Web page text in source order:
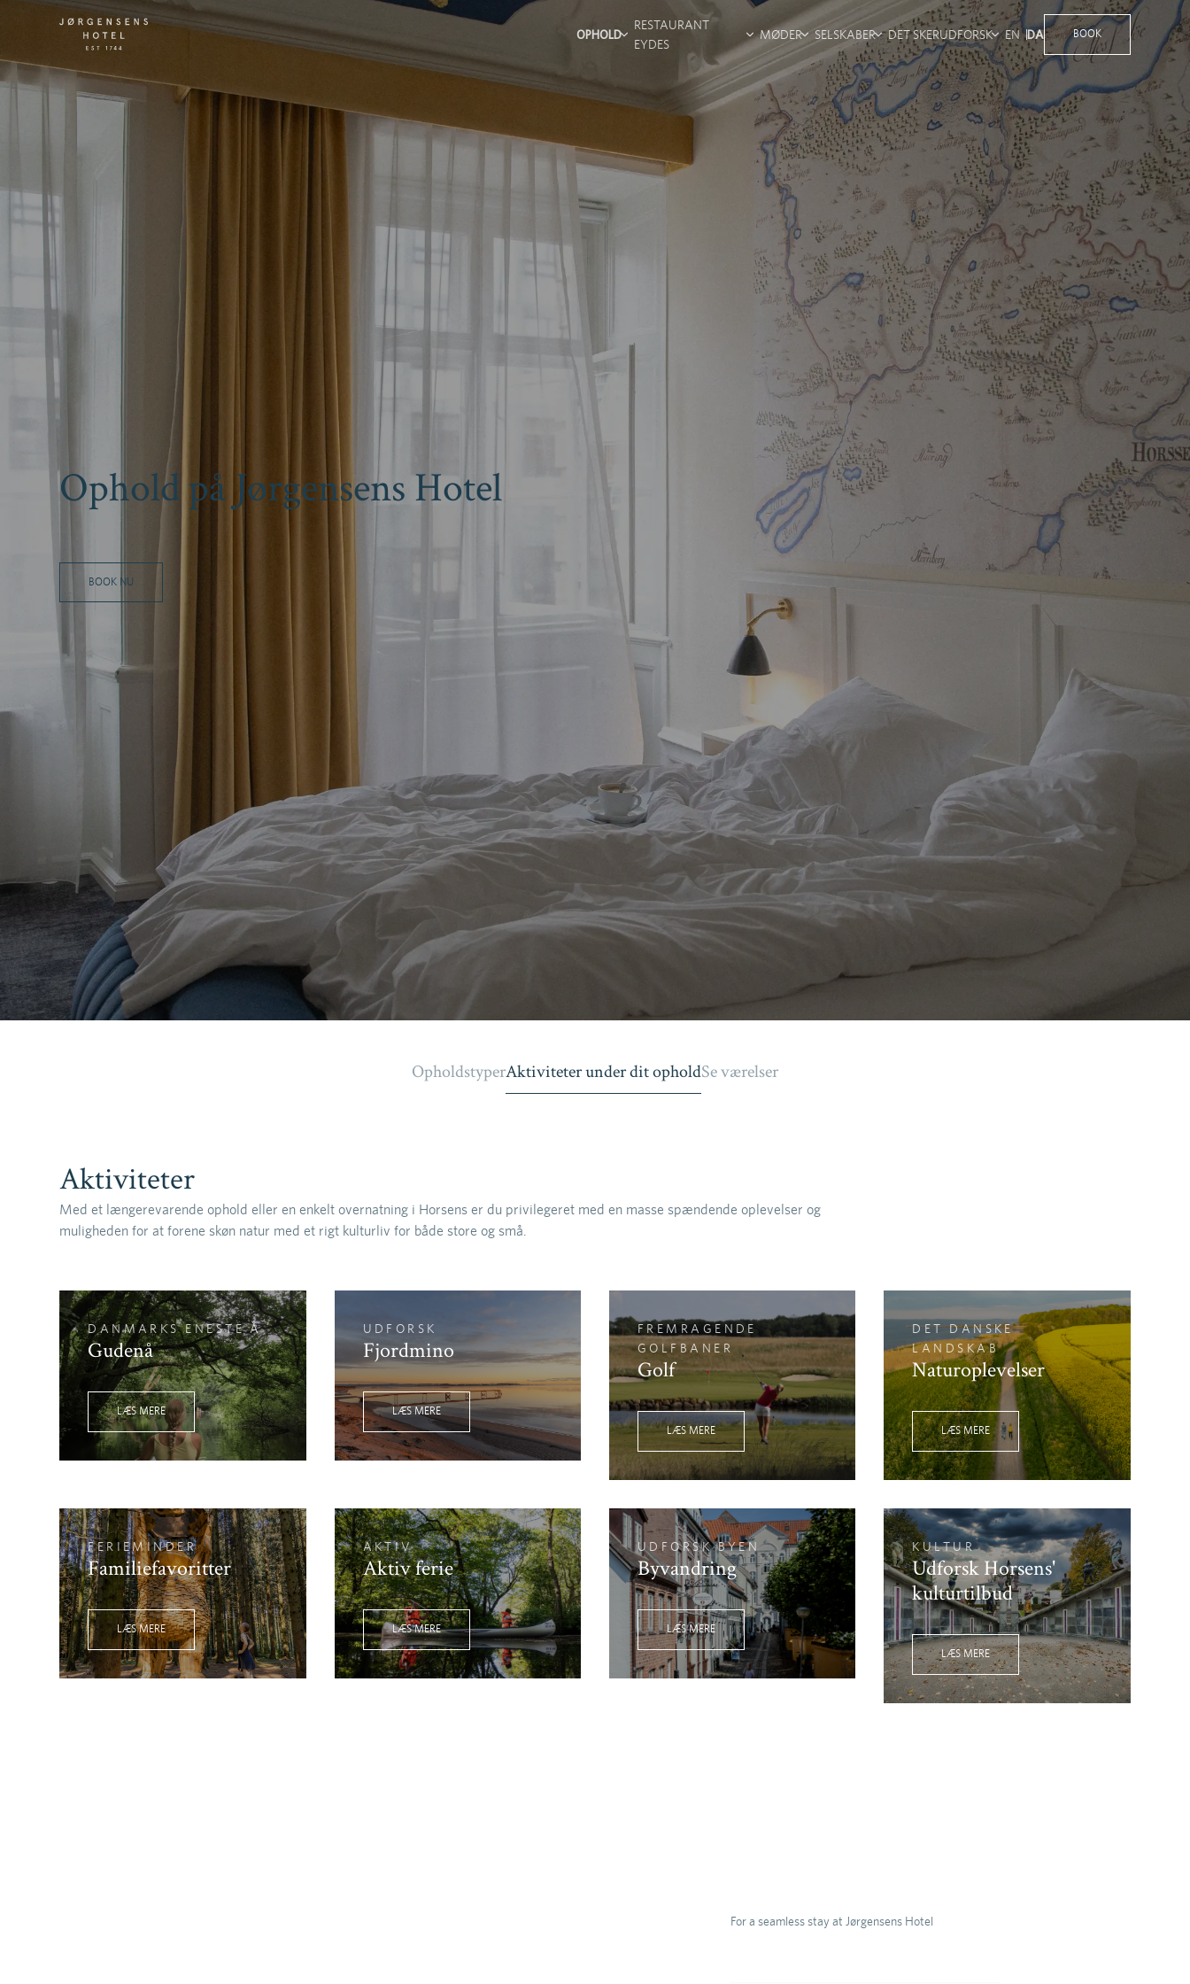
OPHOLD
OPHOLDSTYPER
AKTIVITETER UNDER
SE VORES VÆRELSER
RESTAURANT
EYDES
TERRASSEN
VINBAREN
MØDER
MØDEPAKKER
FACILITETER
SELSKABER
SELSKABSPAKKER
BRYLLUP
FEST
DET SKERUDFORSK
HISTORIE
KONTAKT OS
GALLERI
GAVEKORT
KARRIERE
EN DA BOOK
Ophold på Jørgensens Hotel
BOOK NU
OpholdstyperAktiviteter under dit opholdSe værelser
Aktiviteter
Med et længerevarende ophold eller en enkelt overnatning i Horsens er du privilegeret med en masse spændende oplevelser og
muligheden for at forene skøn natur med et rigt kulturliv for både store og små.
DANMARKS ENESTE Å
Gudenå
LÆS MERE
UDFORSK
Fjordmino
LÆS MERE
FREMRAGENDE
GOLFBANER
Golf
LÆS MERE
DET DANSKE
LANDSKAB
Naturoplevelser
LÆS MERE
FERIEMINDER
Familiefavoritter
LÆS MERE
AKTIV
Aktiv ferie
LÆS MERE
UDFORSK BYEN
Byvandring
LÆS MERE
KULTUR
Udforsk Horsens'
kulturtilbud
LÆS MERE
For a seamless stay at Jørgensens Hotel